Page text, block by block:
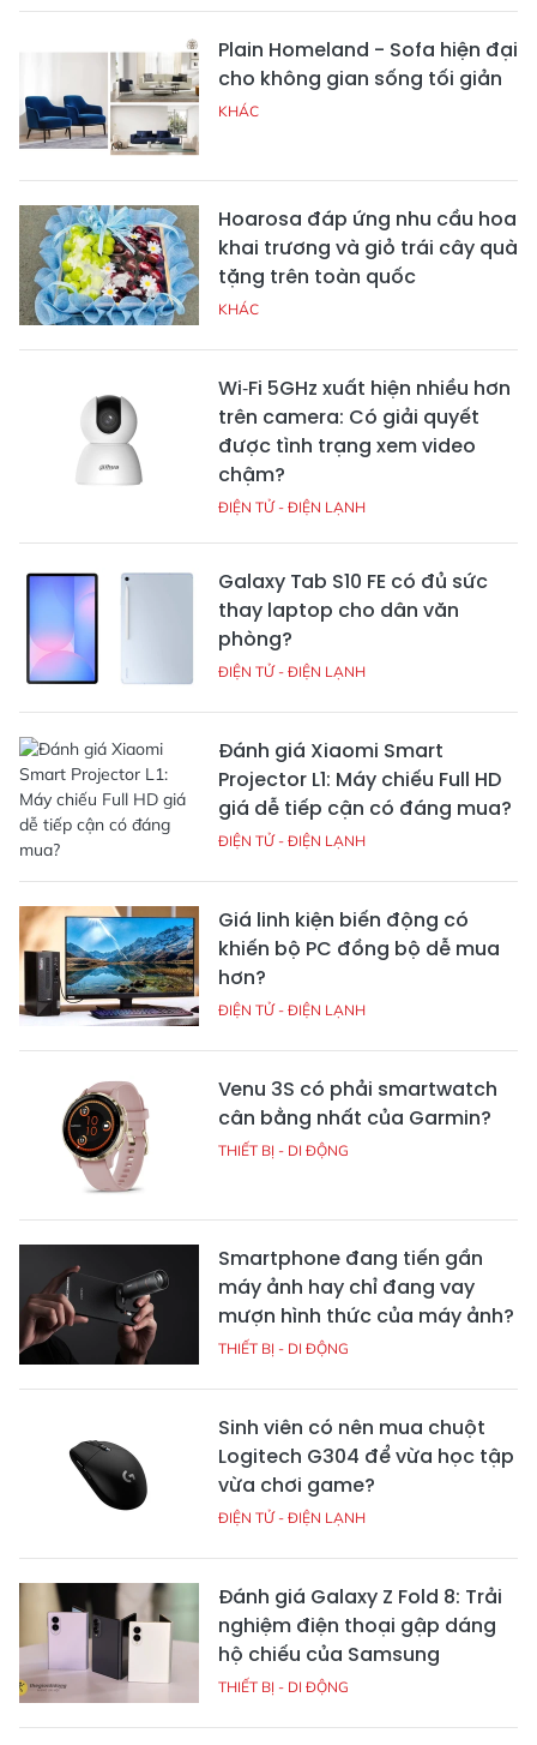
Plain Homeland - Sofa hiện đại
cho không gian sống tối giản
KHÁC
Hoarosa đáp ứng nhu cầu hoa
khai trương và giỏ trái cây quà
tặng trên toàn quốc
KHÁC
Wi‑Fi 5GHz xuất hiện nhiều hơn
trên camera: Có giải quyết
được tình trạng xem video
chậm?
ĐIỆN TỬ - ĐIỆN LẠNH
Galaxy Tab S10 FE có đủ sức
thay laptop cho dân văn
phòng?
ĐIỆN TỬ - ĐIỆN LẠNH
Đánh giá Xiaomi Smart
Projector L1: Máy chiếu Full HD
giá dễ tiếp cận có đáng mua?
ĐIỆN TỬ - ĐIỆN LẠNH
Giá linh kiện biến động có
khiến bộ PC đồng bộ dễ mua
hơn?
ĐIỆN TỬ - ĐIỆN LẠNH
Venu 3S có phải smartwatch
cân bằng nhất của Garmin?
THIẾT BỊ - DI ĐỘNG
Smartphone đang tiến gần
máy ảnh hay chỉ đang vay
mượn hình thức của máy ảnh?
THIẾT BỊ - DI ĐỘNG
Sinh viên có nên mua chuột
Logitech G304 để vừa học tập
vừa chơi game?
ĐIỆN TỬ - ĐIỆN LẠNH
Đánh giá Galaxy Z Fold 8: Trải
nghiệm điện thoại gập dáng
hộ chiếu của Samsung
THIẾT BỊ - DI ĐỘNG